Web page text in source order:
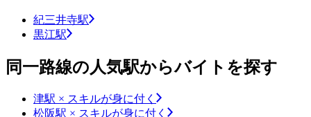
紀三井寺駅
黒江駅
同一路線の人気駅からバイトを探す
津駅 × スキルが身に付く
松阪駅 × スキルが身に付く